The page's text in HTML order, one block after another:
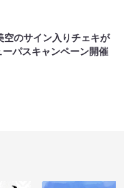
空のサイン入りチェキが
パスキャンペーン開催